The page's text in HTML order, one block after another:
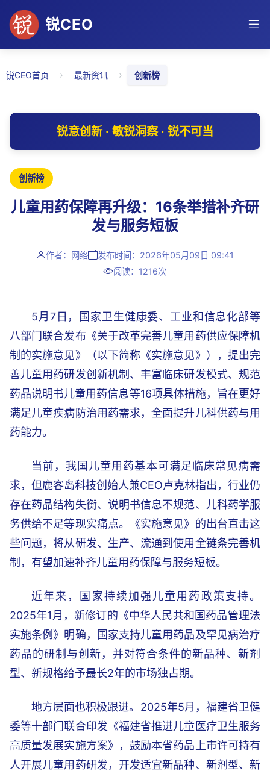
锐CEO
锐CEO首页 › 最新资讯 › 创新榜
锐意创新 · 敏锐洞察 · 锐不可当
创新榜
儿童用药保障再升级：16条举措补齐研
发与服务短板
作者：网络
发布时间：2026年05月09日 09:41
阅读：1216次
5月7日，国家卫生健康委、工业和信息化部等
八部门联合发布《关于改革完善儿童用药供应保障机
制的实施意见》（以下简称《实施意见》），提出完
善儿童用药研发创新机制、丰富临床研发模式、规范
药品说明书儿童用药信息等16项具体措施，旨在更好
满足儿童疾病防治用药需求，全面提升儿科供药与用
药能力。
当前，我国儿童用药基本可满足临床常见病需
求，但鹿客岛科技创始人兼CEO卢克林指出，行业仍
存在药品结构失衡、说明书信息不规范、儿科药学服
务供给不足等现实痛点。《实施意见》的出台直击这
些问题，将从研发、生产、流通到使用全链条完善机
制，有望加速补齐儿童用药保障与服务短板。
近年来，国家持续加强儿童用药政策支持。
2025年1月，新修订的《中华人民共和国药品管理法
实施条例》明确，国家支持儿童用药品及罕见病治疗
药品的研制与创新，并对符合条件的新品种、新剂
型、新规格给予最长2年的市场独占期。
地方层面也积极跟进。2025年5月，福建省卫健
委等十部门联合印发《福建省推进儿童医疗卫生服务
高质量发展实施方案》，鼓励本省药品上市许可持有
人开展儿童用药研发，开发适宜新品种、新剂型、新